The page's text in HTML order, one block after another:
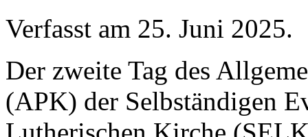
Verfasst am 25. Juni 2025.
Der zweite Tag des
(APK) der Selbständigen